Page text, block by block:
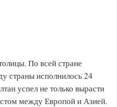
По всей стране
страны исполнилось 24
успел не только вырасти
между Европой и Азией.